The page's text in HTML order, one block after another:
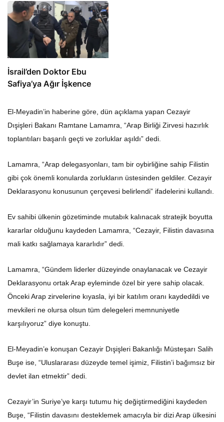
İsrail’den Doktor Ebu
Safiya’ya Ağır İşkence
El-Meyadin’in haberine göre, dün açıklama yapan Cezayir
Dışişleri Bakanı Ramtane Lamamra, “Arap Birliği Zirvesi hazırlık
toplantıları başarılı geçti ve zorluklar aşıldı” dedi.
Lamamra, “Arap delegasyonları, tam bir oybirliğine sahip Filistin
gibi çok önemli konularda zorlukların üstesinden geldiler. Cezayir
Deklarasyonu konusunun çerçevesi belirlendi” ifadelerini kullandı.
Ev sahibi ülkenin gözetiminde mutabık kalınacak stratejik boyutta
kararlar olduğunu kaydeden Lamamra, “Cezayir, Filistin davasına
mali katkı sağlamaya kararlıdır” dedi.
Lamamra, “Gündem liderler düzeyinde onaylanacak ve Cezayir
Deklarasyonu ortak Arap eyleminde özel bir yere sahip olacak.
Önceki Arap zirvelerine kıyasla, iyi bir katılım oranı kaydedildi ve
mevkileri ne olursa olsun tüm delegeleri memnuniyetle
karşılıyoruz” diye konuştu.
El-Meyadin’e konuşan Cezayir Dışişleri Bakanlığı Müsteşarı Salih
Buşe ise, “Uluslararası düzeyde temel işimiz, Filistin’i bağımsız bir
devlet ilan etmektir” dedi.
Cezayir’in Suriye’ye karşı tutumu hiç değiştirmediğini kaydeden
Buşe, “Filistin davasını desteklemek amacıyla bir dizi Arap ülkesini